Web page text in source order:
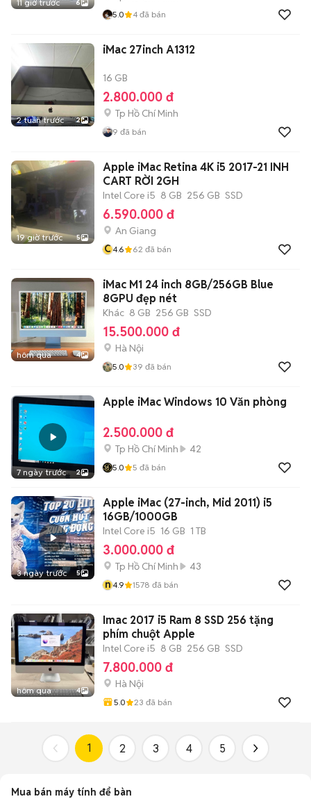
11 giờ trước 6
5.0 4 đã bán
2 tuần trước 2
iMac 27inch A1312
16 GB
2.800.000 đ
Tp Hồ Chí Minh
9 đã bán
19 giờ trước 5
Apple iMac Retina 4K i5 2017-21 INH
CART RỜI 2GH
Intel Core i5 8 GB 256 GB SSD
6.590.000 đ
An Giang
C4.6 62 đã bán
hôm qua 4
iMac M1 24 inch 8GB/256GB Blue
8GPU đẹp nét
Khác 8 GB 256 GB SSD
15.500.000 đ
Hà Nội
5.0 39 đã bán
7 ngày trước 2
Apple iMac Windows 10 Văn phòng
2.500.000 đ
Tp Hồ Chí Minh 42
5.0 5 đã bán
3 ngày trước 5
Apple iMac (27-inch, Mid 2011) i5
16GB/1000GB
Intel Core i5 16 GB 1 TB
3.000.000 đ
Tp Hồ Chí Minh
43
n4.9 1578 đã bán
hôm qua 4
Imac 2017 i5 Ram 8 SSD 256 tặng
phím chuột Apple
Intel Core i5 8 GB 256 GB SSD
7.800.000 đ
Hà Nội
5.0 23 đã bán
1 2 3 4 5
Mua bán máy tính để bàn